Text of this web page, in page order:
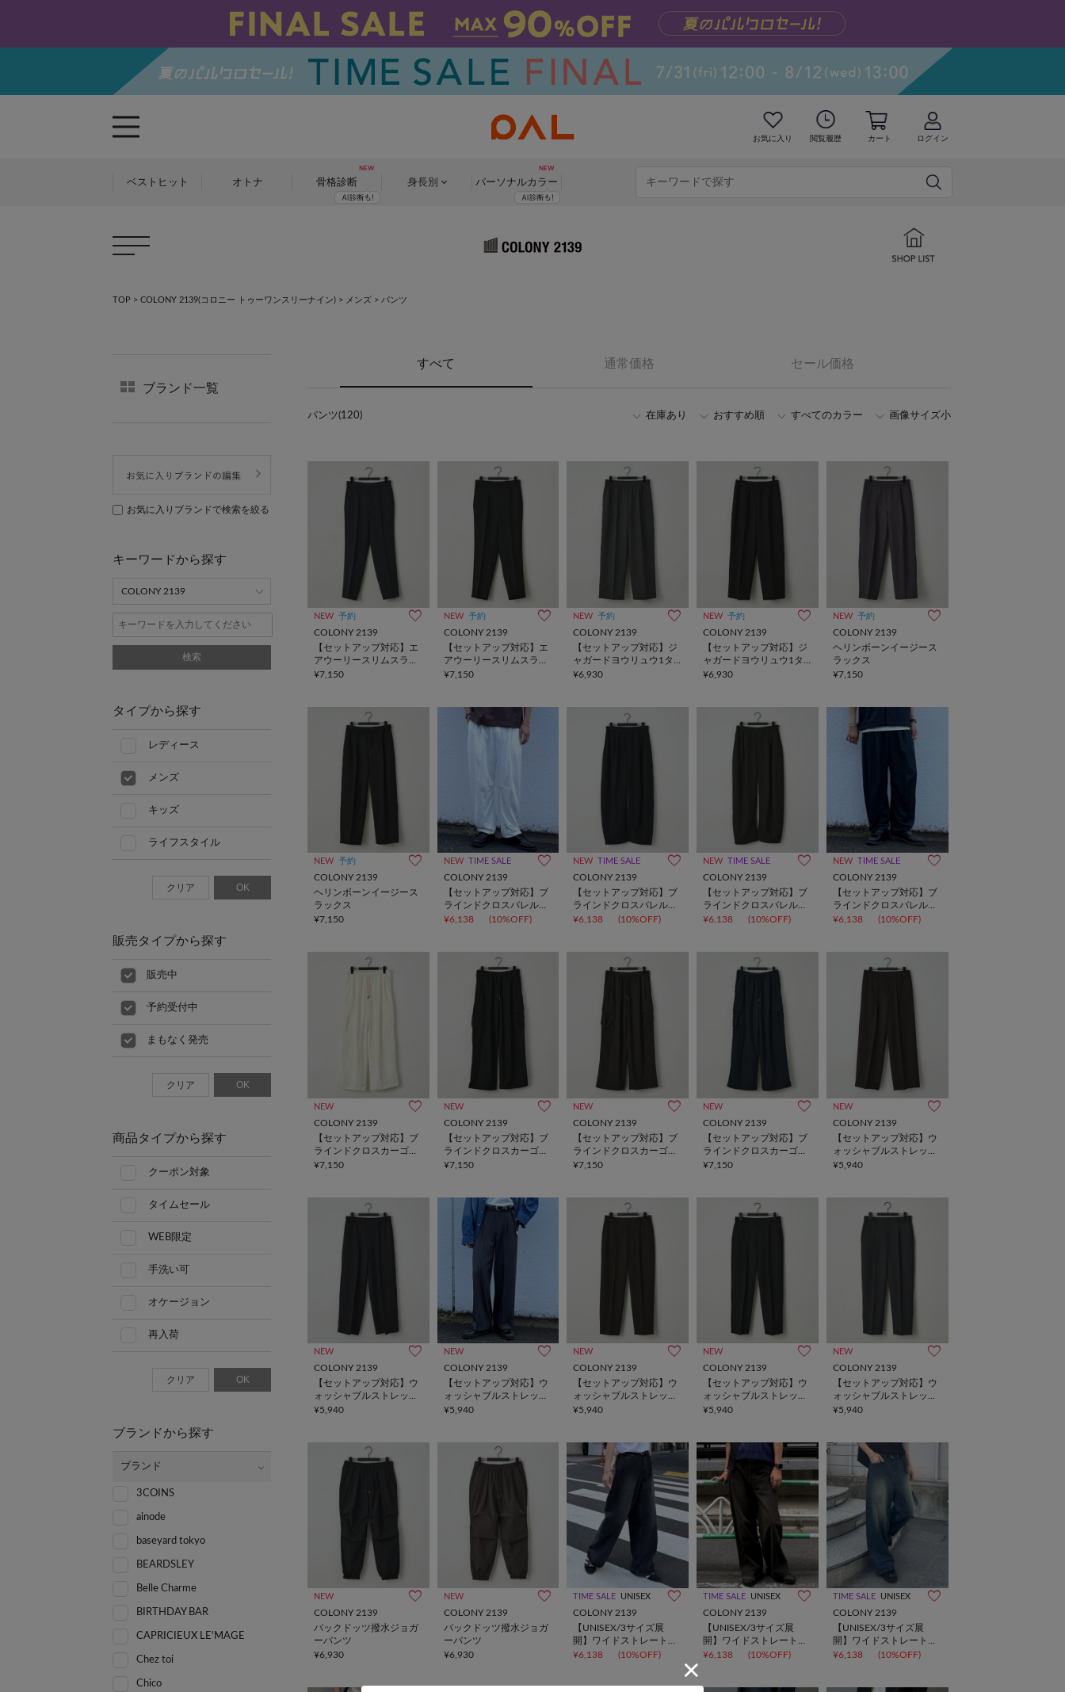
お気に入り 閲覧履歴 カート ログイン
ベストヒット オトナ 骨格診断 身長別 パーソナルカラー
TOP > COLONY 2139(コロニー トゥーワンスリーナイン) > メンズ > パンツ
すべて 通常価格 セール価格
パンツ(120) 在庫あり おすすめ順 すべてのカラー 画像サイズ小
NEW 予約
COLONY 2139
【セットアップ対応】エ
アウーリースリムスラッ
クス
¥7,150
NEW 予約
COLONY 2139
【セットアップ対応】エ
アウーリースリムスラッ
クス
¥7,150
NEW 予約
COLONY 2139
【セットアップ対応】ジ
ャガードヨウリュウ1タ
ックスラックス
¥6,930
NEW 予約
COLONY 2139
【セットアップ対応】ジ
ャガードヨウリュウ1タ
ックスラックス
¥6,930
NEW 予約
COLONY 2139
ヘリンボーンイージース
ラックス
¥7,150
NEW 予約
COLONY 2139
ヘリンボーンイージース
ラックス
¥7,150
NEW TIME SALE
COLONY 2139
【セットアップ対応】ブ
ラインドクロスバレルパ
ンツ
¥6,138 (10%OFF)
NEW TIME SALE
COLONY 2139
【セットアップ対応】ブ
ラインドクロスバレルパ
ンツ
¥6,138 (10%OFF)
NEW TIME SALE
COLONY 2139
【セットアップ対応】ブ
ラインドクロスバレルパ
ンツ
¥6,138 (10%OFF)
NEW TIME SALE
COLONY 2139
【セットアップ対応】ブ
ラインドクロスバレルパ
ンツ
¥6,138 (10%OFF)
NEW
COLONY 2139
【セットアップ対応】ブ
ラインドクロスカーゴパ
ンツ
¥7,150
NEW
COLONY 2139
【セットアップ対応】ブ
ラインドクロスカーゴパ
ンツ
¥7,150
NEW
COLONY 2139
【セットアップ対応】ブ
ラインドクロスカーゴパ
ンツ
¥7,150
NEW
COLONY 2139
【セットアップ対応】ブ
ラインドクロスカーゴパ
ンツ
¥7,150
NEW
COLONY 2139
【セットアップ対応】ウ
ォッシャブルストレッチ
ワイドスラックス
¥5,940
NEW
COLONY 2139
【セットアップ対応】ウ
ォッシャブルストレッチ
ワイドスラックス
¥5,940
NEW
COLONY 2139
【セットアップ対応】ウ
ォッシャブルストレッチ
ワイドスラックス
¥5,940
NEW
COLONY 2139
【セットアップ対応】ウ
ォッシャブルストレッチ
テーパードスラックス
¥5,940
NEW
COLONY 2139
【セットアップ対応】ウ
ォッシャブルストレッチ
テーパードスラックス
¥5,940
NEW
COLONY 2139
【セットアップ対応】ウ
ォッシャブルストレッチ
テーパードスラックス
¥5,940
NEW
COLONY 2139
バックドッツ撥水ジョガ
ーパンツ
¥6,930
NEW
COLONY 2139
バックドッツ撥水ジョガ
ーパンツ
¥6,930
TIME SALE UNISEX
COLONY 2139
【UNISEX/3サイズ展
開】ワイドストレートデ
ニム
¥6,138 (10%OFF)
TIME SALE UNISEX
COLONY 2139
【UNISEX/3サイズ展
開】ワイドストレートデ
ニム
¥6,138 (10%OFF)
TIME SALE UNISEX
COLONY 2139
【UNISEX/3サイズ展
開】ワイドストレートデ
ニム
¥6,138 (10%OFF)
ブランド一覧
お気に入りブランドで検索を絞る
キーワードから探す
検索
タイプから探す
レディース
メンズ
キッズ
ライフスタイル
クリア OK
販売タイプから探す
販売中
予約受付中
まもなく発売
クリア OK
商品タイプから探す
クーポン対象
タイムセール
WEB限定
手洗い可
オケージョン
再入荷
クリア OK
ブランドから探す
ブランド
3COINS
ainode
baseyard tokyo
BEARDSLEY
Belle Charme
BIRTHDAY BAR
CAPRICIEUX LE'MAGE
Chez toi
Chico